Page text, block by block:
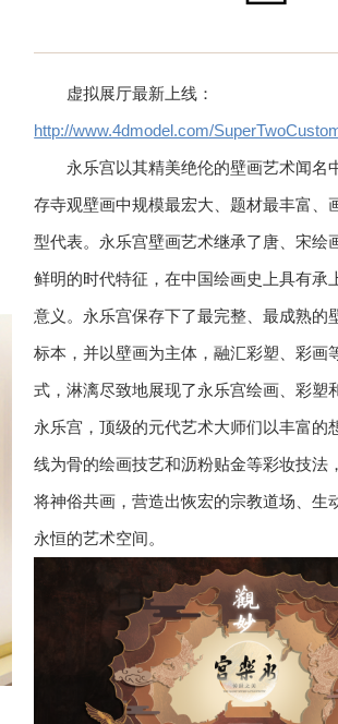
虚拟展厅最新上线：
http://www.4dmodel.com/
永乐宫以其精美绝伦的壁画艺术闻名
存寺观壁画中规模最宏大、题材最丰富、
型代表。永乐宫壁画艺术继承了唐、宋绘
鲜明的时代特征，在中国绘画史上具有承
意义。永乐宫保存下了最完整、最成熟的
标本，并以壁画为主体，融汇彩塑、彩画
式，淋漓尽致地展现了永乐宫绘画、彩塑
永乐宫，顶级的元代艺术大师们以丰富的
线为骨的绘画技艺和沥粉贴金等彩妆技法
将神俗共画，营造出恢宏的宗教道场、生
永恒的艺术空间。